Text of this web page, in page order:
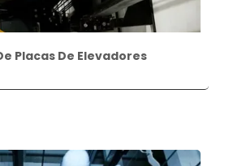
Placas De Elevadores